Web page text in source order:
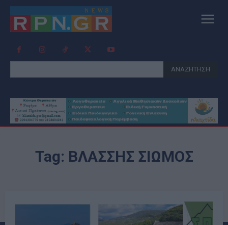
ΑΝΑΖΗΤΗΣΗ
Tag: ΒΛΑΣΣΗΣ ΣΙΩΜΟΣ